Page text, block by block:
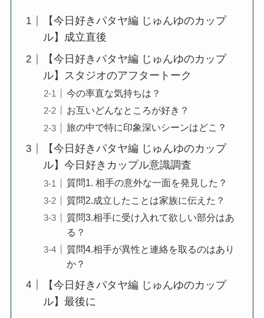
【今日好きパタヤ編 じゅんゆのカップ
ル】成立直後
【今日好きパタヤ編 じゅんゆのカップ
ル】スタジオのアフタートーク
今の率直な気持ちは？
お互いどんなところが好き？
旅の中で特に印象深いシーンはどこ？
【今日好きパタヤ編 じゅんゆのカップ
ル】今日好きカップル意識調査
質問1. 相手の意外な一面を発見した？
質問2.成立したことは家族に伝えた？
質問3.相手に受け入れて欲しい部分はあ
る？
質問4.相手が異性と連絡を取るのはあり
か？
【今日好きパタヤ編 じゅんゆのカップ
ル】最後に